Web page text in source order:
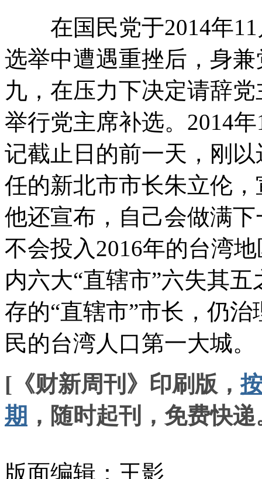
在国民党于2014年11
选举中遭遇重挫后，身
九，在压力下决定请辞
举行党主席补选。2014
记截止日的前一天，刚
任的新北市市长朱立伦
他还宣布，自己会做满
不会投入2016年的台湾
内六大“直辖市”六失其
存的“直辖市”市长，仍
民的台湾人口第一大城。
[《财新周刊》印刷版，
期 ，随时起刊，免费快
版面编辑：王影